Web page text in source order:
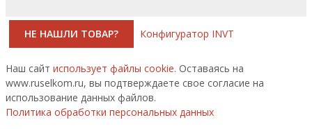
НЕ НАШЛИ ТОВАР? Конфигуратор INVT
Наш сайт использует файлы cookie. Оставаясь на
www.ruselkom.ru, вы подтверждаете свое согласие на
использование данных файлов.
Политика обработки персональных данных